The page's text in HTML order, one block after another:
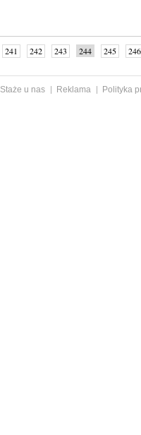
241 242 243 244 245
246
Staże u nas Reklama
Polityka